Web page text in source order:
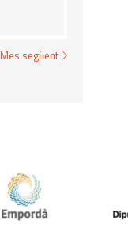
Mes següent